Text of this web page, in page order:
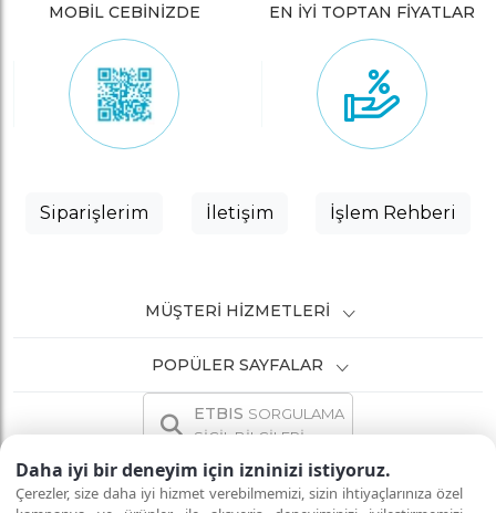
Daha iyi bir deneyim için izninizi istiyoruz.
Çerezler, size daha iyi hizmet verebilmemizi, sizin ihtiyaçlarınıza özel
MOBİL CEBİNİZDE EN İYİ TOPTAN FİYATLAR
Siparişlerim İletişim İşlem Rehberi
MÜŞTERI HIZMETLERI
POPÜLER SAYFALAR
ETBIS SORGULAMA
SİCİL BİLGİLERİ